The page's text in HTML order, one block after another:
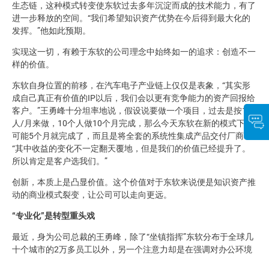
生态链，这种模式转变使东软过去多年沉淀而成的技术能力，有了
进一步释放的空间。“我们希望知识资产优势在今后得到最大化的
发挥。”他如此预期。
实现这一切，有赖于东软的公司理念中始终如一的追求：创造不一
样的价值。
东软自身位置的前移，在汽车电子产业链上仅仅是表象，“其实形
成自己真正有价值的IP以后，我们会以更有竞争能力的资产回报给
客户。”王勇峰十分坦率地说，假设说要做一个项目，过去是按100
人/月来做，10个人做10个月完成，那么今天东软在新的模式下，
可能5个月就完成了，而且是将全套的系统性集成产品交付厂商，
“其中收益的变化不一定翻天覆地，但是我们的价值已经提升了。
所以肯定是客户选我们。”
创新，本质上是凸显价值。这个价值对于东软来说便是知识资产推
动的商业模式裂变，让公司可以走向更远。
“专业化”是转型重头戏
最近，身为公司总裁的王勇峰，除了“坐镇指挥”东软分布于全球几
十个城市的2万多员工以外，另一个注意力却是在强调对办公环境